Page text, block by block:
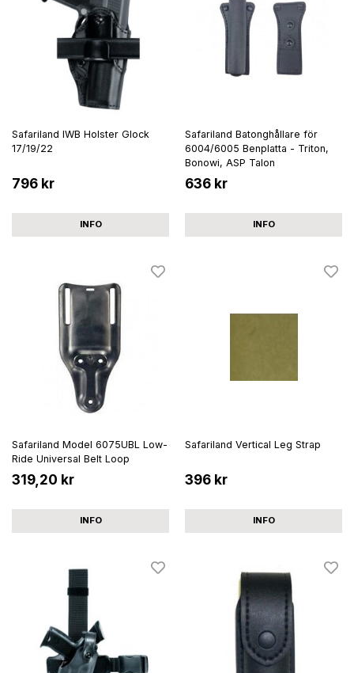
Safariland IWB Holster Glock
17/19/22
796 kr
INFO
Safariland Batonghållare för
6004/6005 Benplatta - Triton,
Bonowi, ASP Talon
636 kr
INFO
Safariland Model 6075UBL Low-
Ride Universal Belt Loop
319,20 kr
INFO
Safariland Vertical Leg Strap
396 kr
INFO